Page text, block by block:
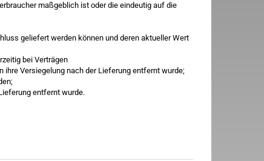
maßgeblich ist oder die eindeutig auf die
geliefert werden können und deren aktueller Wert
bei Verträgen
ihre Versiegelung nach der Lieferung entfernt wurde;
entfernt wurde.